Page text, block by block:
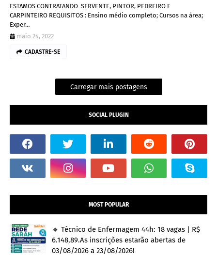
ESTAMOS CONTRATANDO SERVENTE, PINTOR, PEDREIRO E
CARPINTEIRO REQUISITOS : Ensino médio completo; Cursos na área;
Exper…
maio 24, 2022
CADASTRE-SE
Carregar mais postagens
SOCIAL PLUGIN
MOST POPULAR
🔹 Técnico de Enfermagem 44h: 18 vagas | R$
6.148,89.As inscrições estarão abertas de
03/08/2026 a 23/08/2026!